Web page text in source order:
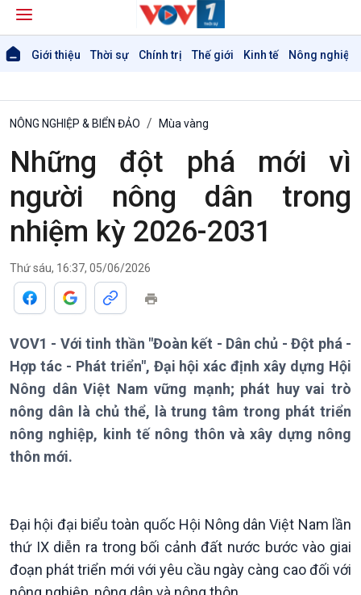
Giới thiệu Thời sự Chính trị Thế giới Kinh tế Nông nghiệp
Giới thiệu
Thời sự 21h30
Bản tin
Chuyên mục
Theo dòng Thời sự
Chính trị
Chính phủ với người dân
Thế giới
Tin thế giới
Vấn đề quốc tế
NÔNG NGHIỆP & BIỂN ĐẢO Mùa vàng
Những đột phá mới vì
người nông dân trong
nhiệm kỳ 2026-2031
Thứ sáu, 16:37, 05/06/2026
VOV1 - Với tinh thần "Đoàn kết - Dân chủ - Đột phá -
Hợp tác - Phát triển", Đại hội xác định xây dựng Hội
Nông dân Việt Nam vững mạnh; phát huy vai trò
nông dân là chủ thể, là trung tâm trong phát triển
nông nghiệp, kinh tế nông thôn và xây dựng nông
thôn mới.
Đại hội đại biểu toàn quốc Hội Nông dân Việt Nam lần
thứ IX diễn ra trong bối cảnh đất nước bước vào giai
đoạn phát triển mới với yêu cầu ngày càng cao đối với